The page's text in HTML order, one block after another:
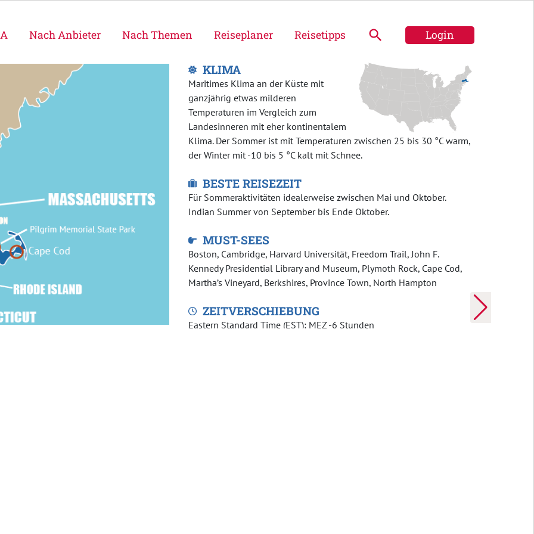
Nach Anbieter Nach Themen Reiseplaner Reisetipps Login